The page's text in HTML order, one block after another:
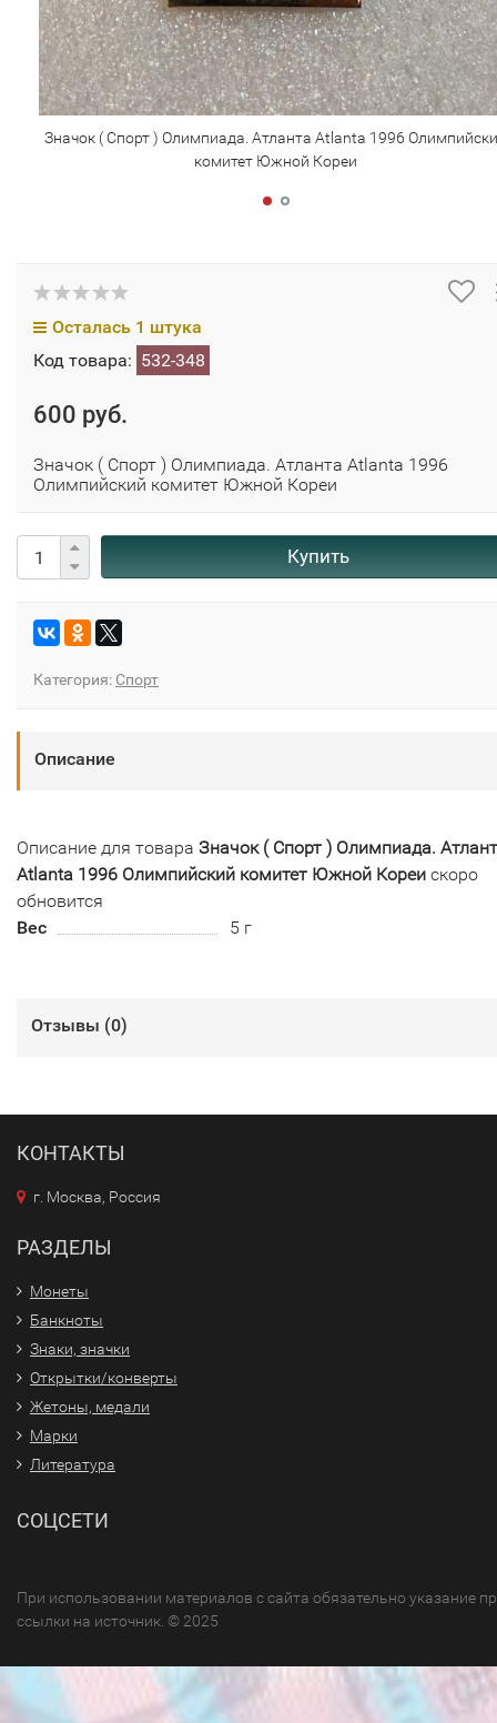
Значок ( Спорт ) Олимпиада. Атланта Atlanta 1996
комитет Южной Кореи
Осталась 1 штука
Код товара: 532-348
600 руб.
Значок ( Спорт ) Олимпиада. Атланта Atlanta 1996
Олимпийский комитет Южной Кореи
Купить
Категория: Спорт
Описание
Описание для товара Значок ( Спорт ) Олимпиада.
Atlanta 1996 Олимпийский комитет Южной Кореи скоро
обновится
Вес
5 г
Отзывы (0)
КОНТАКТЫ
г. Москва, Россия
РАЗДЕЛЫ
Монеты
Банкноты
Знаки, значки
Открытки/конверты
Жетоны, медали
Марки
Литература
СОЦСЕТИ
При использовании материалов с сайта обязательно указание
ссылки на источник. © 2025